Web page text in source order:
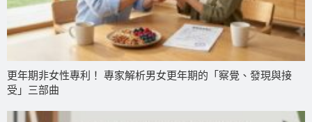
更年期非女性專利！ 專家解析男女更年期的「察覺、發現與接
受」三部曲